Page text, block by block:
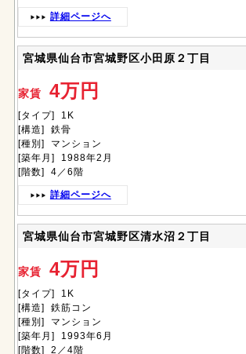
詳細ページへ
宮城県仙台市宮城野区小田原２丁目
家賃 4万円
[タイプ] 1K
[構造] 鉄骨
[種別] マンション
[築年月] 1988年2月
[階数] 4／6階
詳細ページへ
宮城県仙台市宮城野区清水沼２丁目
家賃 4万円
[タイプ] 1K
[構造] 鉄筋コン
[種別] マンション
[築年月] 1993年6月
[階数] 2／4階